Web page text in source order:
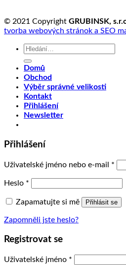
© 2021 Copyright GRUBINSK,
tvorba webových stránok a SEO
Hledat:
Domů
Obchod
Výběr správné velikosti
Kontakt
Přihlášení
Newsletter
Přihlášení
Uživatelské jméno nebo e-mail *
Heslo *
Zapamatujte si mě Přihlásit se
Zapomněli jste heslo?
Registrovat se
Uživatelské jméno *